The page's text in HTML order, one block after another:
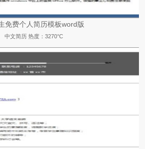
免费个人简历模板word版
中文简历 热度：3270°C